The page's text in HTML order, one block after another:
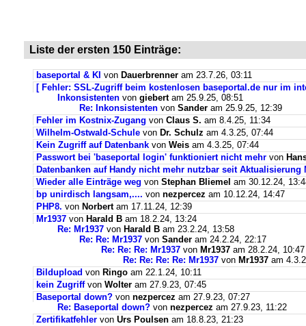
Liste der ersten 150 Einträge:
baseportal & KI von Dauerbrenner am 23.7.26, 03:11
[ Fehler: SSL-Zugriff beim kostenlosen baseportal.de nur im
Inkonsistenten von giebertam 25.9.25, 08:51
Re: Inkonsistenten von Sander am 25.9.25, 12:39
Fehler im Kostnix-Zugang von Claus S. am 8.4.25, 11:34
Wilhelm-Ostwald-Schule von Dr. Schulz am 4.3.25, 07:44
Kein Zugriff auf Datenbank von Weis am 4.3.25, 07:44
Passwort bei 'baseportal login' funktioniert nicht mehr von
Datenbanken auf Handy nicht mehr nutzbar seit Aktualisierung
Wieder alle Einträge weg von Stephan Bliemel am 30.12.24,
bp unirdisch langsam,.... von nezpercez am 10.12.24, 14:47
PHP8. von Norbertam 17.11.24, 12:39
Mr1937 von Harald B am 18.2.24, 13:24
Re: Mr1937 von Harald B am 23.2.24, 13:58
Re: Re: Mr1937 von Sander am 24.2.24, 22:17
Re: Re: Re: Mr1937 von Mr1937 am 28.2.24, 10:47
Re: Re: Re: Re: Mr1937 von Mr1937 am
Bildupload von Ringo am 22.1.24, 10:11
kein Zugriffvon Wolter am 27.9.23, 07:45
Baseportal down? von nezpercez am 27.9.23, 07:27
Re: Baseportal down? von nezpercez am 27.9.23, 11:22
Zertifikatfehler von Urs Poulsen am 18.8.23, 21:23